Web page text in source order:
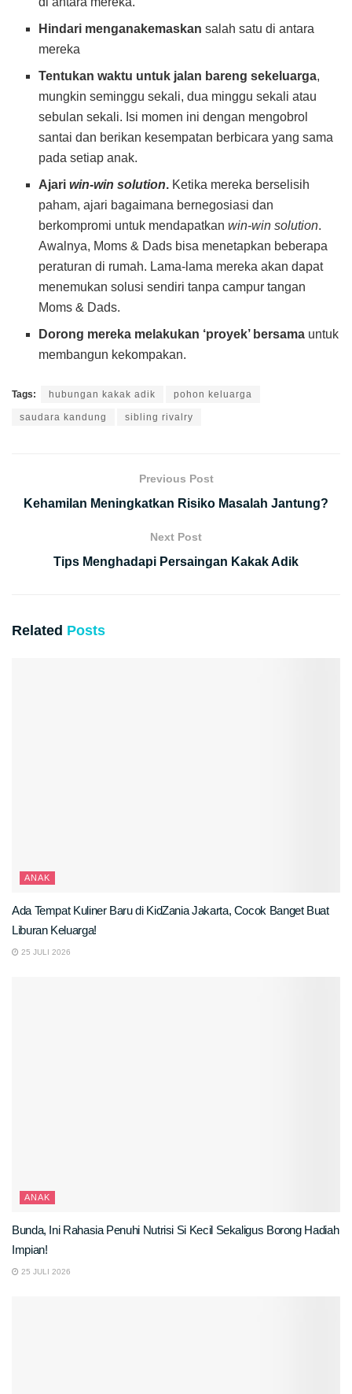
Hindari menganakemaskan salah satu di antara
mereka
Tentukan waktu untuk jalan bareng sekeluarga,
mungkin seminggu sekali, dua minggu sekali atau
sebulan sekali. Isi momen ini dengan mengobrol
santai dan berikan kesempatan berbicara yang sama
pada setiap anak.
Ajariwin-win solution. Ketika mereka berselisih
paham, ajari bagaimana bernegosiasi dan
berkompromi untuk mendapatkanwin-win solution.
Awalnya, Moms & Dads bisa menetapkan beberapa
peraturan di rumah. Lama-lama mereka akan dapat
menemukan solusi sendiri tanpa campur tangan
Moms & Dads.
Dorong mereka melakukan ‘proyek’ bersama untuk
membangun kekompakan.
Tags: hubungan kakak adik pohon keluarga
saudara kandung sibling rivalry
Previous Post
Kehamilan Meningkatkan Risiko Masalah Jantung?
Next Post
Tips Menghadapi Persaingan Kakak Adik
Related Posts
ANAK
Ada Tempat Kuliner Baru di KidZania Jakarta, Cocok Banget Buat
Liburan Keluarga!
25 JULI 2026
ANAK
Bunda, Ini Rahasia Penuhi Nutrisi Si Kecil Sekaligus Borong Hadiah
Impian!
25 JULI 2026